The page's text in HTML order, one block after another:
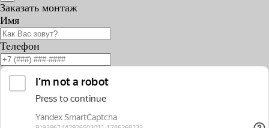
Заказать монтаж
Имя
Телефон